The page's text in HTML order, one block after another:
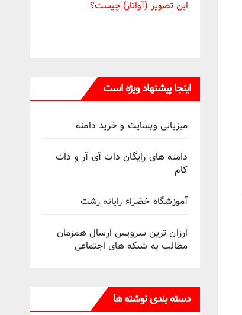
این تصویر (آواتار) چیست؟
اینجا پیشنهاد ویژه است
میزبانی وبسایت و خرید دامنه
دامنه های رایگان دات آی آر و دات
کام
آموزشگاه خضراء رایانه رشت
ارزان ترین سرویس ارسال همزمان
مطالب به شبکه های اجتماعی
دسته بندی نوشته ها